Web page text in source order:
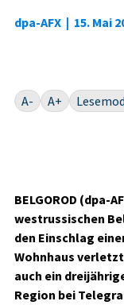
dpa-AFX | 15. Mai
A- A+
BELGOROD (dpa-
westrussischen
den Einschlag
Wohnhaus
auch ein
Region bei